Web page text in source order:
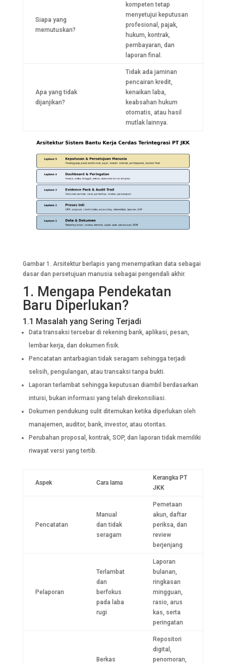
Siapa yang
memutuskan?
kompeten tetap
menyetujui keputusan
profesional, pajak,
hukum, kontrak,
pembayaran, dan
laporan final.
Apa yang tidak
dijanjikan?
Tidak ada jaminan
pencairan kredit,
kenaikan laba,
keabsahan hukum
otomatis, atau hasil
mutlak lainnya.
Gambar 1. Arsitektur berlapis yang menempatkan data sebagai
dasar dan persetujuan manusia sebagai pengendali akhir.
1. Mengapa Pendekatan
Baru Diperlukan?
1.1 Masalah yang Sering Terjadi
Data transaksi tersebar di rekening bank, aplikasi, pesan,
lembar kerja, dan dokumen fisik.
Pencatatan antarbagian tidak seragam sehingga terjadi
selisih, pengulangan, atau transaksi tanpa bukti.
Laporan terlambat sehingga keputusan diambil berdasarkan
intuisi, bukan informasi yang telah direkonsiliasi.
Dokumen pendukung sulit ditemukan ketika diperlukan oleh
manajemen, auditor, bank, investor, atau otoritas.
Perubahan proposal, kontrak, SOP, dan laporan tidak memiliki
riwayat versi yang tertib.
Aspek Cara lama
Kerangka PT
JKK
Pencatatan
Manual
dan tidak
seragam
Pemetaan
akun, daftar
periksa, dan
review
berjenjang
Pelaporan
Terlambat
dan
berfokus
pada laba
rugi
Laporan
bulanan,
ringkasan
mingguan,
rasio, arus
kas, serta
peringatan
Berkas
Repositori
digital,
penomoran,